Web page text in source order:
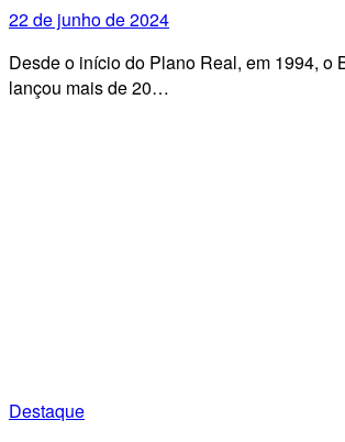
22 de junho de 2024
Desde o início do Plano Real, em 1994, o
lançou mais de 20…
Destaque